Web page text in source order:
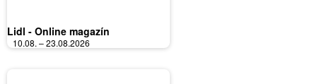
Lidl - Online magazín
10.08. – 23.08.2026